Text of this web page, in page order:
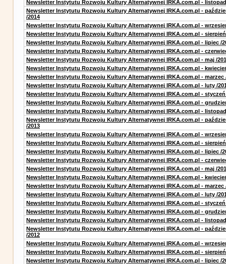
Newsletter Instytutu Rozwoju Kultury Alternatywnej IRKA.com.pl - listopad
Newsletter Instytutu Rozwoju Kultury Alternatywnej IRKA.com.pl -
/2014
Newsletter Instytutu Rozwoju Kultury Alternatywnej IRKA.com.pl -
Newsletter Instytutu Rozwoju Kultury Alternatywnej IRKA.com.pl - sierpień
Newsletter Instytutu Rozwoju Kultury Alternatywnej IRKA.com.pl - lipiec /
Newsletter Instytutu Rozwoju Kultury Alternatywnej IRKA.com.pl -
Newsletter Instytutu Rozwoju Kultury Alternatywnej IRKA.com.pl - maj /
Newsletter Instytutu Rozwoju Kultury Alternatywnej IRKA.com.pl -
Newsletter Instytutu Rozwoju Kultury Alternatywnej IRKA.com.pl - marzec
Newsletter Instytutu Rozwoju Kultury Alternatywnej IRKA.com.pl - luty /
Newsletter Instytutu Rozwoju Kultury Alternatywnej IRKA.com.pl - styczeń
Newsletter Instytutu Rozwoju Kultury Alternatywnej IRKA.com.pl -
Newsletter Instytutu Rozwoju Kultury Alternatywnej IRKA.com.pl - listopad
Newsletter Instytutu Rozwoju Kultury Alternatywnej IRKA.com.pl -
/2013
Newsletter Instytutu Rozwoju Kultury Alternatywnej IRKA.com.pl -
Newsletter Instytutu Rozwoju Kultury Alternatywnej IRKA.com.pl - sierpień
Newsletter Instytutu Rozwoju Kultury Alternatywnej IRKA.com.pl - lipiec /
Newsletter Instytutu Rozwoju Kultury Alternatywnej IRKA.com.pl -
Newsletter Instytutu Rozwoju Kultury Alternatywnej IRKA.com.pl - maj /
Newsletter Instytutu Rozwoju Kultury Alternatywnej IRKA.com.pl -
Newsletter Instytutu Rozwoju Kultury Alternatywnej IRKA.com.pl - marzec
Newsletter Instytutu Rozwoju Kultury Alternatywnej IRKA.com.pl - luty /
Newsletter Instytutu Rozwoju Kultury Alternatywnej IRKA.com.pl - styczeń
Newsletter Instytutu Rozwoju Kultury Alternatywnej IRKA.com.pl -
Newsletter Instytutu Rozwoju Kultury Alternatywnej IRKA.com.pl - listopad
Newsletter Instytutu Rozwoju Kultury Alternatywnej IRKA.com.pl -
/2012
Newsletter Instytutu Rozwoju Kultury Alternatywnej IRKA.com.pl -
Newsletter Instytutu Rozwoju Kultury Alternatywnej IRKA.com.pl - sierpień
Newsletter Instytutu Rozwoju Kultury Alternatywnej IRKA.com.pl - lipiec /